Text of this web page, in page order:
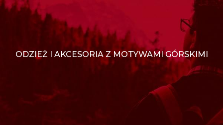
ODZIEŻ I AKCESORIA Z MOTYWAMI GÓRSKIMI